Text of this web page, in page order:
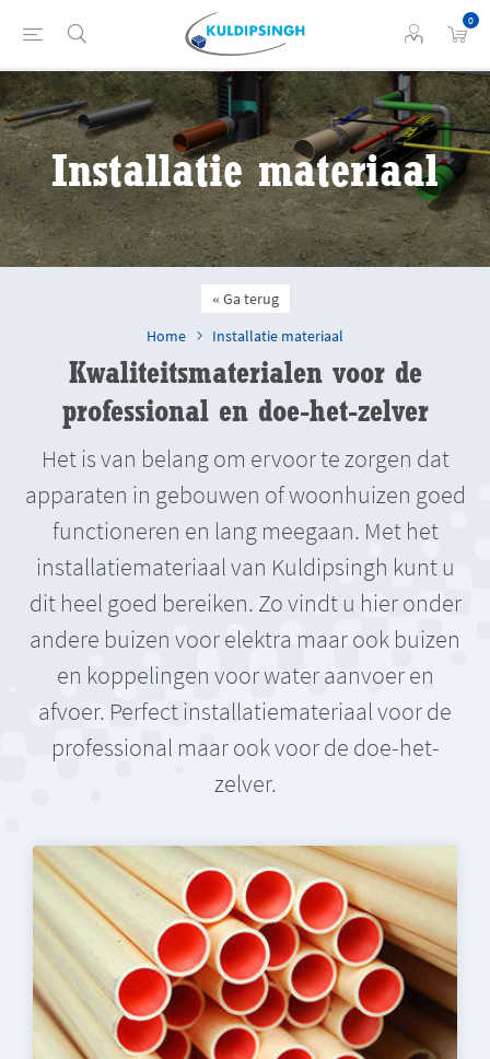
0
Installatie materiaal
Ga terug
Home
Installatie materiaal
Kwaliteitsmaterialen voor de
professional en doe-het-zelver
Het is van belang om ervoor te zorgen dat
apparaten in gebouwen of woonhuizen goed
functioneren en lang meegaan. Met het
installatiemateriaal van Kuldipsingh kunt u
dit heel goed bereiken. Zo vindt u hier onder
andere buizen voor elektra maar ook buizen
en koppelingen voor water aanvoer en
afvoer. Perfect installatiemateriaal voor de
professional maar ook voor de doe-het-
zelver.